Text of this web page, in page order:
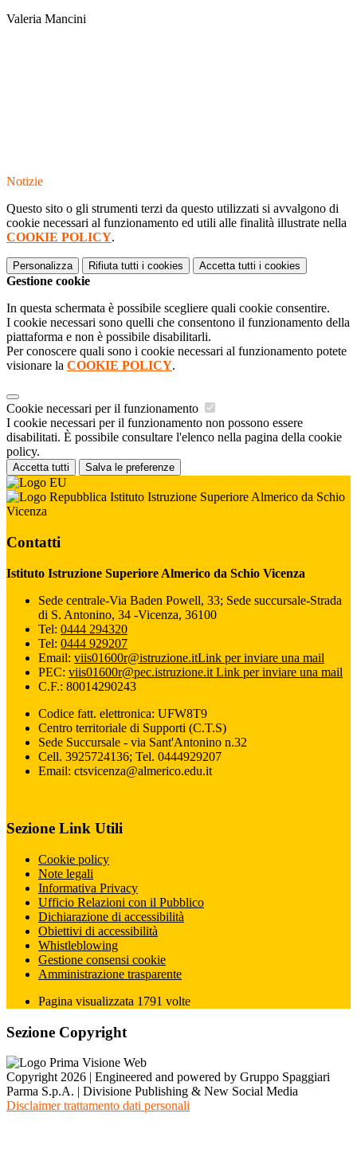
Valeria Mancini
Notizie
Questo sito o gli strumenti terzi da questo utilizzati si avvalgono di
cookie necessari al funzionamento ed utili alle finalità illustrate nella
COOKIE POLICY.
Personalizza Rifiuta tutti i cookies Accetta tutti i cookies
Gestione cookie
In questa schermata è possibile scegliere quali cookie consentire.
I cookie necessari sono quelli che consentono il funzionamento della
piattaforma e non è possibile disabilitarli.
Per conoscere quali sono i cookie necessari al funzionamento potete
visionare la COOKIE POLICY.
Cookie necessari per il funzionamento
I cookie necessari per il funzionamento non possono essere
disabilitati. È possibile consultare l'elenco nella pagina della cookie
policy.
Accetta tutti Salva le preferenze
Istituto Istruzione Superiore Almerico da Schio
Vicenza
Contatti
Istituto Istruzione Superiore Almerico da Schio Vicenza
Sede centrale-Via Baden Powell, 33; Sede succursale-Strada
di S. Antonino, 34 -Vicenza, 36100
Tel: 0444 294320
Tel: 0444 929207
Email: viis01600r@istruzione.itLink per inviare una mail
PEC: viis01600r@pec.istruzione.it Link per inviare una mail
C.F.: 80014290243
Codice fatt. elettronica: UFW8T9
Centro territoriale di Supporti (C.T.S)
Sede Succursale - via Sant'Antonino n.32
Cell. 3925724136; Tel. 0444929207
Email: ctsvicenza@almerico.edu.it
Sezione Link Utili
Cookie policy
Note legali
Informativa Privacy
Ufficio Relazioni con il Pubblico
Dichiarazione di accessibilità
Obiettivi di accessibilità
Whistleblowing
Gestione consensi cookie
Amministrazione trasparente
Pagina visualizzata 1791 volte
Sezione Copyright
Copyright 2026 | Engineered and powered by Gruppo Spaggiari
Parma S.p.A. | Divisione Publishing & New Social Media
Disclaimer trattamento dati personali